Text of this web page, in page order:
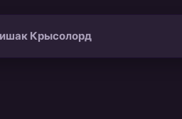
Крысолорд